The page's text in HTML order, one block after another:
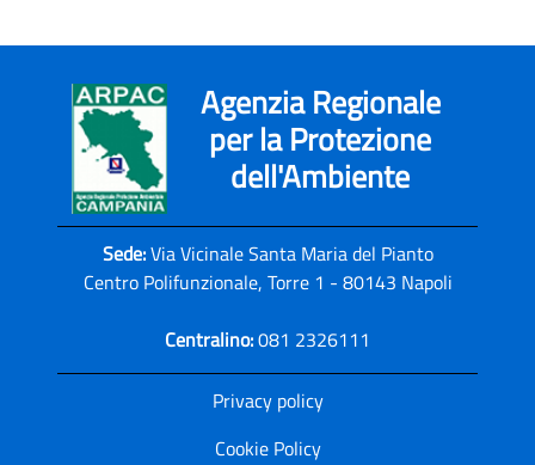
Agenzia Regionale
per la Protezione
dell'Ambiente
Sede:Via Vicinale Santa Maria del Pianto
Centro Polifunzionale, Torre 1 - 80143 Napoli
Centralino:081 2326111
Privacy policy
Cookie Policy